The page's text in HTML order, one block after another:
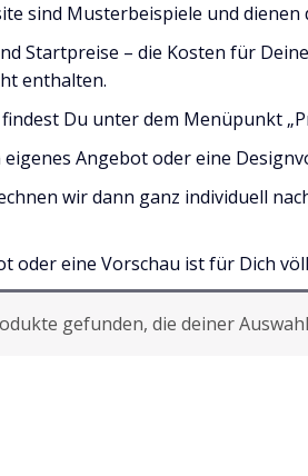
sind Musterbeispiele und dienen
Startpreise – die Kosten für
enthalten.
Du unter dem Menüpunkt
Angebot oder eine
wir dann ganz individuell
oder eine Vorschau ist für Dich
gefunden, die deiner